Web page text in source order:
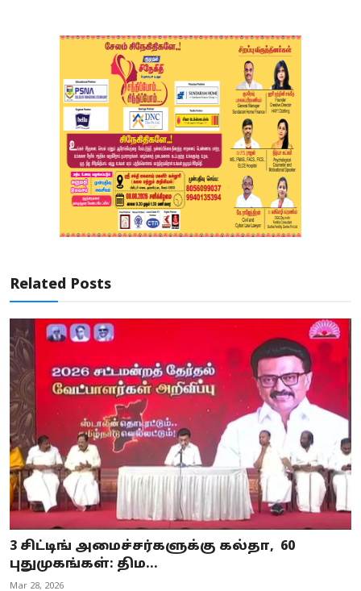
Related Posts
3 சிட்டிங் அமைச்சர்களுக்கு கல்தா, 60
புதுமுகங்கள்: திம...
Mar 28, 2026